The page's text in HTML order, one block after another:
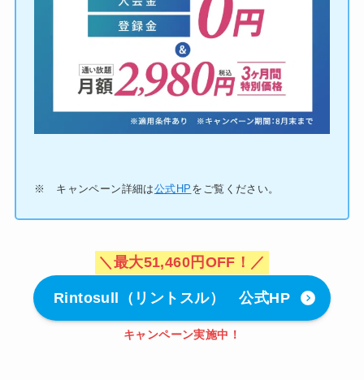
※ キャンペーン詳細は公式HP をご覧ください。
＼最大51,460円OFF！／
Rintosull（リントスル） 公式HP
キャンペーン実施中！